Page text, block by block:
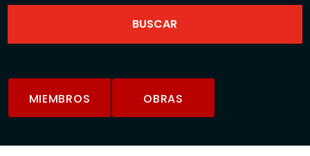
MIEMBROS OBRAS